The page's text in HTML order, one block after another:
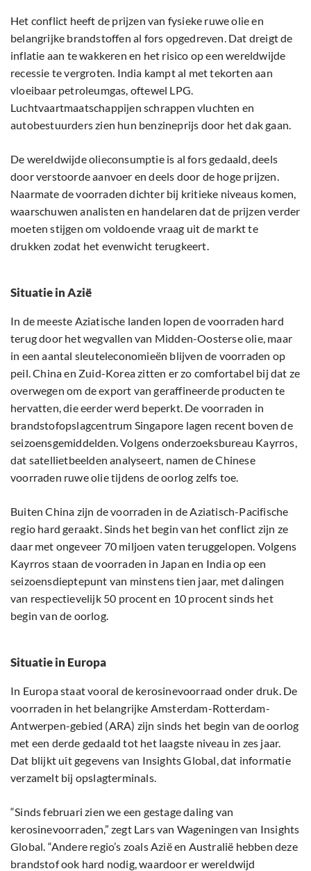
Het conflict heeft de prijzen van fysieke ruwe olie en
belangrijke brandstoffen al fors opgedreven. Dat dreigt de
inflatie aan te wakkeren en het risico op een wereldwijde
recessie te vergroten. India kampt al met tekorten aan
vloeibaar petroleumgas, oftewel LPG.
Luchtvaartmaatschappijen schrappen vluchten en
autobestuurders zien hun benzineprijs door het dak gaan.
De wereldwijde olieconsumptie is al fors gedaald, deels
door verstoorde aanvoer en deels door de hoge prijzen.
Naarmate de voorraden dichter bij kritieke niveaus komen,
waarschuwen analisten en handelaren dat de prijzen verder
moeten stijgen om voldoende vraag uit de markt te
drukken zodat het evenwicht terugkeert.
Situatie in Azië
In de meeste Aziatische landen lopen de voorraden hard
terug door het wegvallen van Midden-Oosterse olie, maar
in een aantal sleuteleconomieën blijven de voorraden op
peil. China en Zuid-Korea zitten er zo comfortabel bij dat ze
overwegen om de export van geraffineerde producten te
hervatten, die eerder werd beperkt. De voorraden in
brandstofopslagcentrum Singapore lagen recent boven de
seizoensgemiddelden. Volgens onderzoeksbureau Kayrros,
dat satellietbeelden analyseert, namen de Chinese
voorraden ruwe olie tijdens de oorlog zelfs toe.
Buiten China zijn de voorraden in de Aziatisch-Pacifische
regio hard geraakt. Sinds het begin van het conflict zijn ze
daar met ongeveer 70 miljoen vaten teruggelopen. Volgens
Kayrros staan de voorraden in Japan en India op een
seizoensdieptepunt van minstens tien jaar, met dalingen
van respectievelijk 50 procent en 10 procent sinds het
begin van de oorlog.
Situatie in Europa
In Europa staat vooral de kerosinevoorraad onder druk. De
voorraden in het belangrijke Amsterdam-Rotterdam-
Antwerpen-gebied (ARA) zijn sinds het begin van de oorlog
met een derde gedaald tot het laagste niveau in zes jaar.
Dat blijkt uit gegevens van Insights Global, dat informatie
verzamelt bij opslagterminals.
“Sinds februari zien we een gestage daling van
kerosinevoorraden,” zegt Lars van Wageningen van Insights
Global. “Andere regio’s zoals Azië en Australië hebben deze
brandstof ook hard nodig, waardoor er wereldwijd